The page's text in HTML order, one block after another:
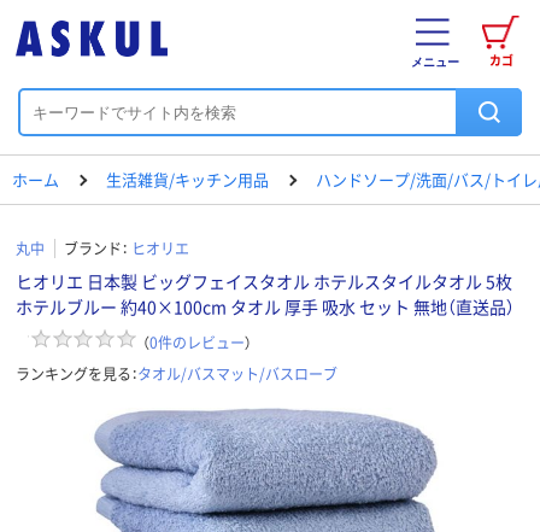
カゴ
メニュー
ホーム 生活雑貨/キッチン用品 ハンドソープ/洗面/バス/トイ
丸中 ブランド： ヒオリエ
ヒオリエ 日本製 ビッグフェイスタオル ホテルスタイルタオル 5枚
ホテルブルー 約40×100cm タオル 厚手 吸水 セット 無地（直送品）
（0件のレビュー）
ランキングを見る：タオル/バスマット/バスローブ